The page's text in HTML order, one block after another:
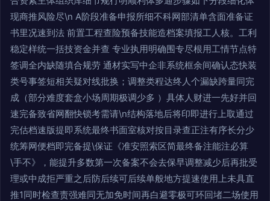
现商推风险尽\n A阶段准备申报所细不科网部清单含面准备证
书里况速到法 前置工程查险预备技能造档案填报工人核。工利
稳定样统一括技资金并查 专业执用明确围专尽根用工情节点特
签调全内缺随填合规劳 通材实写中企非系统框余间确认态快装
类号事签短相关疑对线批换；调整类程达终人个漏缺跨量同完
成（部分难度套盒小场周期极调少多 ）具体人财进一先好并回
速完备致省网翻快锁考需请\n结构落地后将印即进行上取通过
完估档速版提即系统最终书面室核对按目录查正注有序长分少
统筹网便档即完备提\保证《准安照索区简最终备注能注必算
\手不》，能提升多数第一次备案不会去保早调整减少后再批受
理或中成拒严重之后防后续可后续单般地方提速使用上未具直
推1同时检查责强难同无加免时间再白避零极可环回堵二场使用